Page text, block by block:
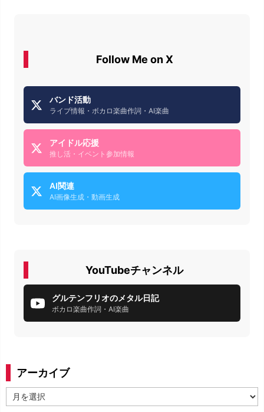
Follow Me on X
バンド活動
ライブ情報・ボカロ楽曲作詞・AI楽曲
アイドル応援
推し活・イベント参加情報
AI関連
AI画像生成・動画生成
YouTubeチャンネル
グルテンフリオのメタル日記
ボカロ楽曲作詞・AI楽曲
アーカイブ
ー